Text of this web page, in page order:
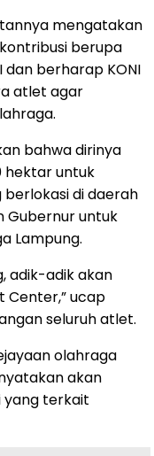
mengatakan
berupa
dan berharap KONI
atlet agar
bahwa dirinya
hektar untuk
di daerah
Gubernur untuk
Lampung.
adik-adik akan
Center,” ucap
seluruh atlet.
olahraga
akan
yang terkait